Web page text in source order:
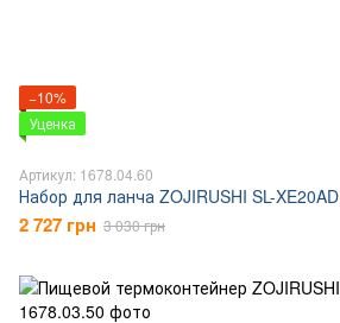
−10%
Уценка
Артикул: 1678.04.60
Набор для ланча ZOJIRUSHI SL-XE20AD
2 727 грн 3 030 грн